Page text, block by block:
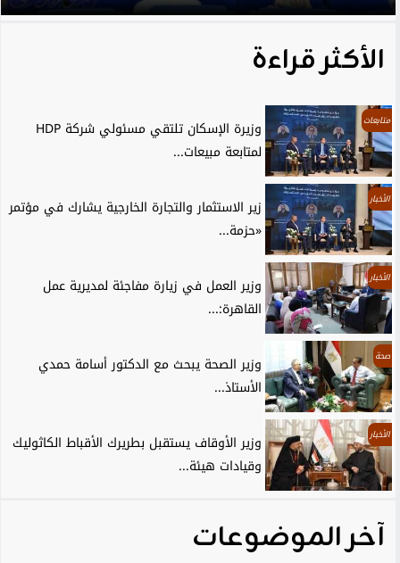
الأكثر قراءة
متابعات
وزيرة الإسكان تلتقي مسئولي شركة HDP
لمتابعة مبيعات...
الأخبار
زير الاستثمار والتجارة الخارجية يشارك في مؤتمر
«حزمة...
الأخبار
وزير العمل في زيارة مفاجئة لمديرية عمل
القاهرة:...
صحة
وزير الصحة يبحث مع الدكتور أسامة حمدي
الأستاذ...
الأخبار
وزير الأوقاف يستقبل بطريرك الأقباط الكاثوليك
وقيادات هيئة...
آخر الموضوعات